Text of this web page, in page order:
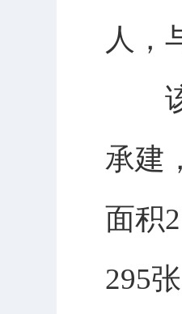
人，
该
承建
面积
295